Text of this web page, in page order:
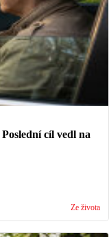
cíl vedl na
Ze života